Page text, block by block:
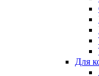
Для